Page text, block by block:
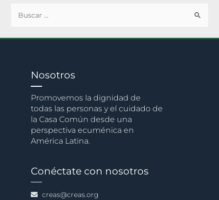
Nosotros
Promovemos la dignidad de
todas las personas y el cuidado de
la Casa Común desde una
perspectiva ecuménica en
América Latina.
Conéctate con nosotros
creas@creas.org